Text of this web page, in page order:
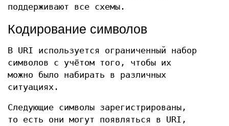
поддерживают все схемы.
Кодирование символов
В URI используется ограниченный набор
символов с учётом того, чтобы их
можно было набирать в различных
ситуациях.
Следующие символы зарегистрированы,
то есть они могут появляться в URI,